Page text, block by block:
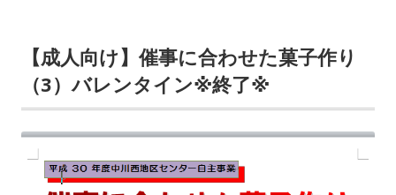
ン
ド
ウ
で
開
き
【成人向け】催事に合わせた菓子作り
（3）バレンタイン※終了※